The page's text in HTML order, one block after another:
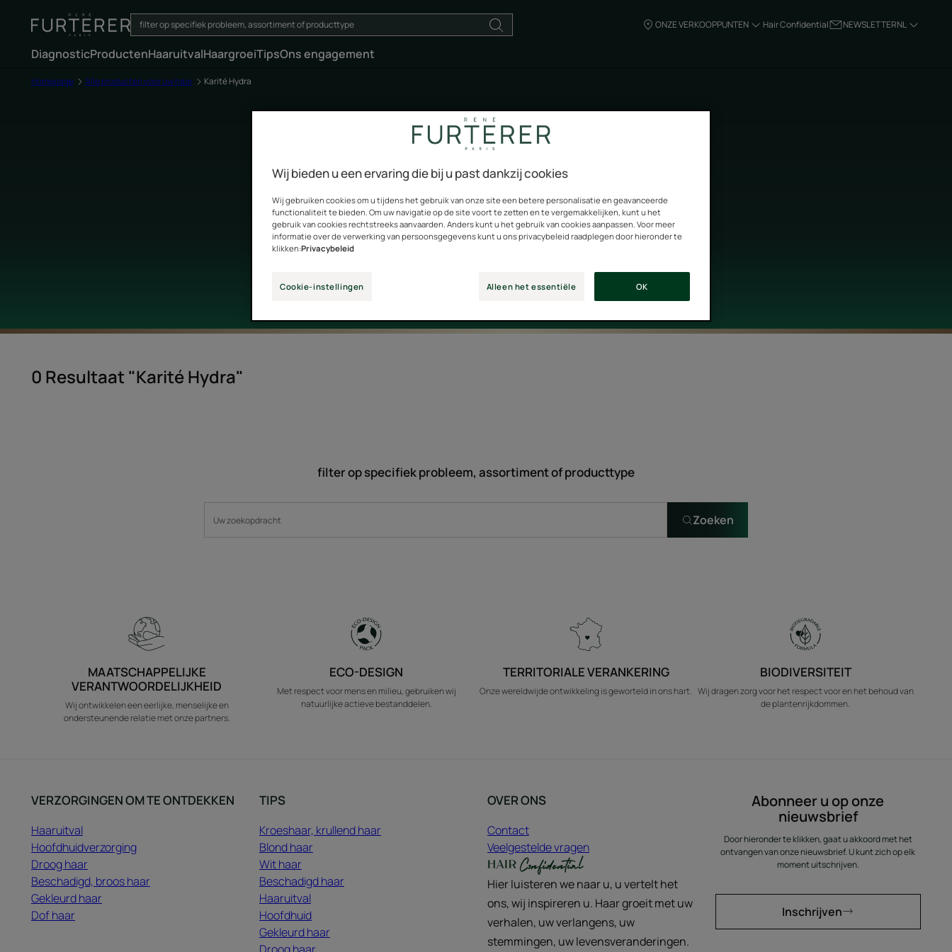
ONZE VERKOOPPUNTEN Hair Confidential NEWSLETTERNL
DiagnosticProductenHaaruitvalHaargroeiTipsOns engagement
Homepage Alle producten voor uw haar Karité Hydra
Karité Hydra
Biedt droog haar de oneindige rijkdom van karitéboter
0 Resultaat "Karité Hydra"
filter op specifiek probleem, assortiment of producttype
Zoeken
MAATSCHAPPELIJKE
VERANTWOORDELIJKHEID
Wij ontwikkelen een eerlijke, menselijke en
ondersteunende relatie met onze partners.
ECO-DESIGN
Met respect voor mens en milieu, gebruiken wij
natuurlijke actieve bestanddelen.
TERRITORIALE VERANKERING
Onze wereldwijde ontwikkeling is geworteld in ons hart.
BIODIVERSITEIT
Wij dragen zorg voor het respect voor en het behoud van
de plantenrijkdommen.
Abonneer u op onze
nieuwsbrief
Door hieronder te klikken, gaat u akkoord met het
ontvangen van onze nieuwsbrief. U kunt zich op elk
moment uitschrijven.
Inschrijven
VERZORGINGEN OM TE ONTDEKKEN
Haaruitval
Hoofdhuidverzorging
Droog haar
Beschadigd, broos haar
Gekleurd haar
Dof haar
TIPS
Kroeshaar, krullend haar
Blond haar
Wit haar
Beschadigd haar
Haaruitval
Hoofdhuid
Gekleurd haar
OVER ONS
Contact
Veelgestelde vragen
Hier luisteren we naar u, u vertelt het
ons, wij inspireren u. Haar groeit met uw
verhalen, uw verlangens, uw
stemmingen, uw levensveranderingen.
Wij bieden u een ervaring die bij u past dankzij cookies
Wij gebruiken cookies om u tijdens het gebruik van onze site een betere personalisatie en geavanceerde
functionaliteit te bieden. Om uw navigatie op de site voort te zetten en te vergemakkelijken, kunt u het
gebruik van cookies rechtstreeks aanvaarden. Anders kunt u het gebruik van cookies aanpassen. Voor meer
informatie over de verwerking van persoonsgegevens kunt u ons privacybeleid raadplegen door hieronder te
klikken:Privacybeleid
Cookie-instellingen Alleen het essentiële OK